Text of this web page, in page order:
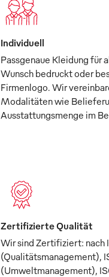
Individuell
Passgenaue Kleidung für
Wunsch bedruckt oder
Firmenlogo. Wir
Modalitäten wie
Ausstattungsmenge im
Zertifizierte Qualität
Wir sind Zertifiziert: nach
(Qualitätsmanagement),
(Umweltmanagement),